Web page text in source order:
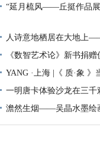
“延月梳风——丘挺作品
人诗意地栖居在大地上
开
《数智艺术论》新书捐
YANG ·上海 |《 质·象 》
一明唐卡体验沙龙在三
澹然生烟——吴晶水墨绘